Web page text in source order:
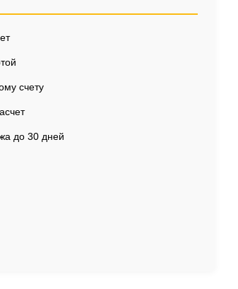
счету
до 30 дней